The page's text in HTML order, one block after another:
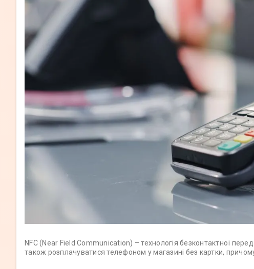
NFC (Near Field Communication) – технологія безконтактної
також розплачуватися телефоном у магазині без картки,